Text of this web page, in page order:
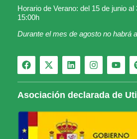
Horario de Verano: del 15 de junio
15:00h
Durante el mes de agosto no habrá
Asociación declarada de